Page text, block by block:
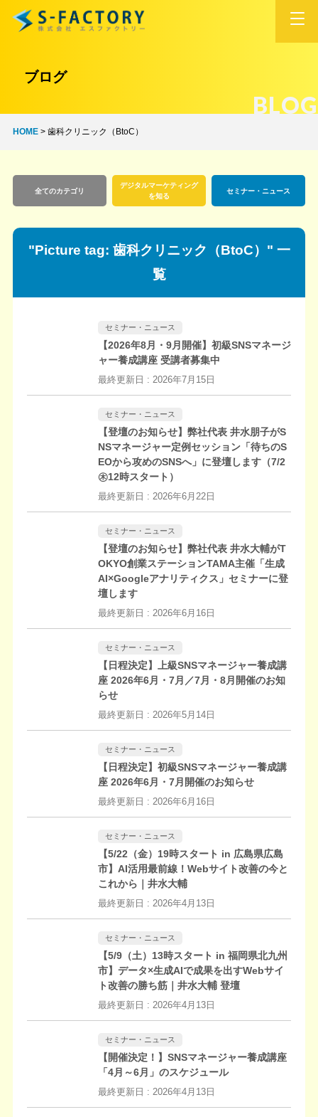
ブログ
BLOG
HOME> 歯科クリニック（BtoC）
全てのカテゴリ
デジタルマーケティング
を知る
セミナー・ニュース
"Picture tag: 歯科クリニック（BtoC） " 一
覧
セミナー・ニュース
【2026年8月・9月開催】初級SNSマネージ
ャー養成講座 受講者募集中
最終更新日 : 2026年7月15日
セミナー・ニュース
【登壇のお知らせ】弊社代表 井水朋子がS
NSマネージャー定例セッション「待ちのS
EOから攻めのSNSへ」に登壇します（7/2
㊍12時スタート）
最終更新日 : 2026年6月22日
セミナー・ニュース
【登壇のお知らせ】弊社代表 井水大輔がT
OKYO創業ステーションTAMA主催「生成
AI×Googleアナリティクス」セミナーに登
壇します
最終更新日 : 2026年6月16日
セミナー・ニュース
【日程決定】上級SNSマネージャー養成講
座 2026年6月・7月／7月・8月開催のお知
らせ
最終更新日 : 2026年5月14日
セミナー・ニュース
【日程決定】初級SNSマネージャー養成講
座 2026年6月・7月開催のお知らせ
最終更新日 : 2026年6月16日
セミナー・ニュース
【5/22（金）19時スタート in 広島県広島
市】AI活用最前線！Webサイト改善の今と
これから｜井水大輔
最終更新日 : 2026年4月13日
セミナー・ニュース
【5/9（土）13時スタート in 福岡県北九州
市】データ×生成AIで成果を出すWebサイ
ト改善の勝ち筋｜井水大輔 登壇
最終更新日 : 2026年4月13日
セミナー・ニュース
【開催決定！】SNSマネージャー養成講座
「4月～6月」のスケジュール
最終更新日 : 2026年4月13日